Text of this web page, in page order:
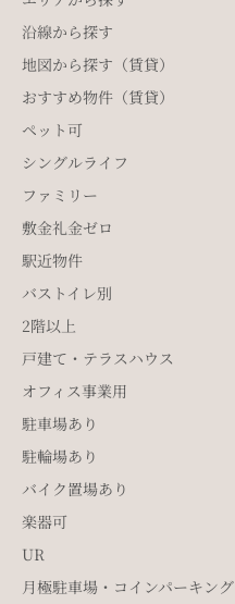
沿線から探す
地図から探す（賃貸）
おすすめ物件（賃貸）
ペット可
シングルライフ
ファミリー
敷金礼金ゼロ
駅近物件
バストイレ別
2階以上
戸建て・テラスハウス
オフィス事業用
駐車場あり
駐輪場あり
バイク置場あり
楽器可
UR
月極駐車場・コインパーキング